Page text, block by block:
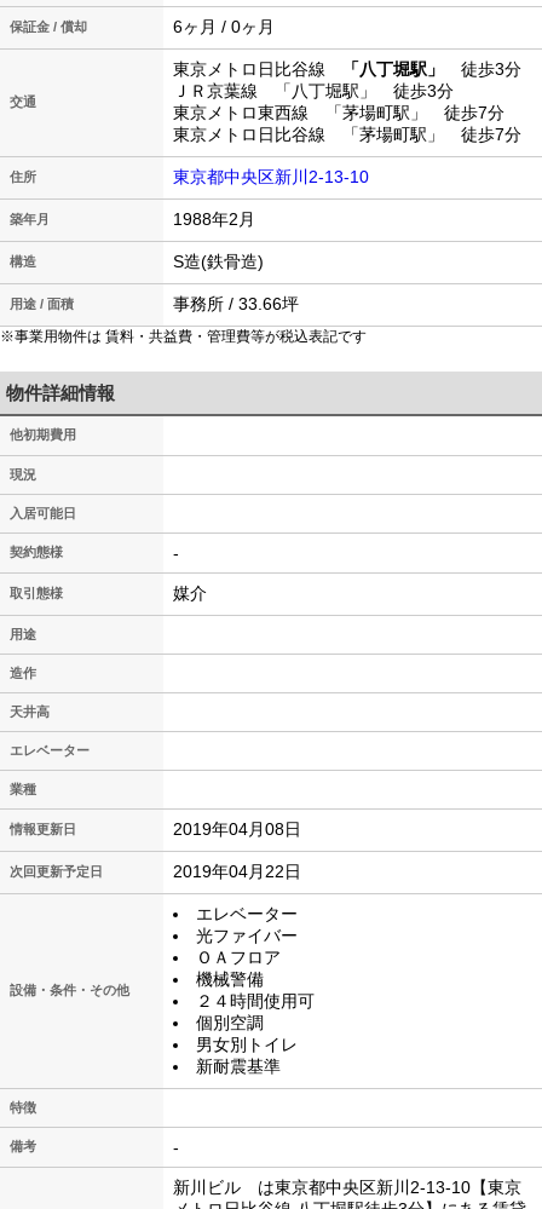
保証金 / 償却 6ヶ月 / 0ヶ月
交通
東京メトロ日比谷線 「八丁堀駅」
徒歩3分
ＪＲ京葉線 「八丁堀駅」 徒歩3分
東京メトロ東西線 「茅場町駅」 徒歩7分
東京メトロ日比谷線 「茅場町駅」 徒歩7分
住所 東京都中央区新川2-13-10
築年月 1988年2月
構造 S造(鉄骨造)
用途 / 面積 事務所 / 33.66坪
※事業用物件は 賃料・共益費・管理費等が税込表記です
物件詳細情報
他初期費用
現況
入居可能日
契約態様 -
取引態様 媒介
用途
造作
天井高
エレベーター
業種
情報更新日 2019年04月08日
次回更新予定日 2019年04月22日
設備・条件・その他
エレベーター
光ファイバー
ＯＡフロア
機械警備
２４時間使用可
個別空調
男女別トイレ
新耐震基準
特徴
備考 -
新川ビル は東京都中央区新川2-13-10【東京